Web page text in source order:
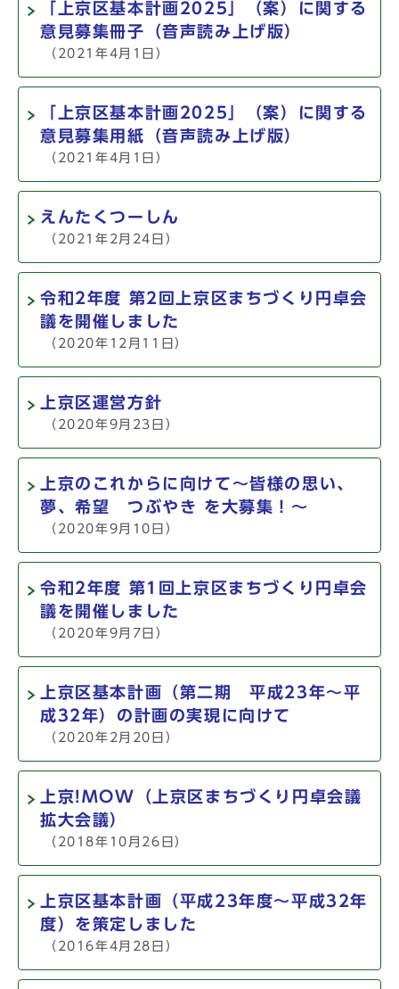
「上京区基本計画2025」（案）に関する
意見募集冊子（音声読み上げ版）
（2021年4月1日）
「上京区基本計画2025」（案）に関する
意見募集用紙（音声読み上げ版）
（2021年4月1日）
えんたくつーしん
（2021年2月24日）
令和2年度 第2回上京区まちづくり円卓会
議を開催しました
（2020年12月11日）
上京区運営方針
（2020年9月23日）
上京のこれからに向けて～皆様の思い、
夢、希望 つぶやき を大募集！～
（2020年9月10日）
令和2年度 第1回上京区まちづくり円卓会
議を開催しました
（2020年9月7日）
上京区基本計画（第二期 平成23年～平
成32年）の計画の実現に向けて
（2020年2月20日）
上京!MOW（上京区まちづくり円卓会議
拡大会議）
（2018年10月26日）
上京区基本計画（平成23年度～平成32年
度）を策定しました
（2016年4月28日）